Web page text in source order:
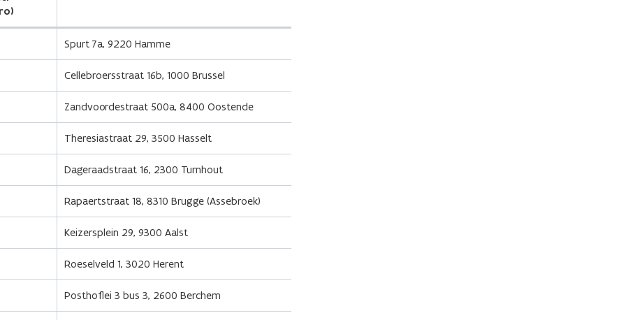
Spurt 7a, 9220 Hamme
Cellebroersstraat 16b, 1000 Brussel
Zandvoordestraat 500a, 8400 Oostende
Theresiastraat 29, 3500 Hasselt
Dageraadstraat 16, 2300 Turnhout
Rapaertstraat 18, 8310 Brugge (Assebroek)
Keizersplein 29, 9300 Aalst
Roeselveld 1, 3020 Herent
Posthoflei 3 bus 3, 2600 Berchem